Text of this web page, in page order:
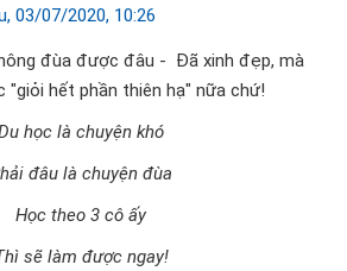
03/07/2020, 10:26
đùa được đâu - Đã xinh đẹp, mà
hết phần thiên hạ" nữa chứ!
học là chuyện khó
đâu là chuyện đùa
Học theo 3 cô ấy
sẽ làm được ngay!